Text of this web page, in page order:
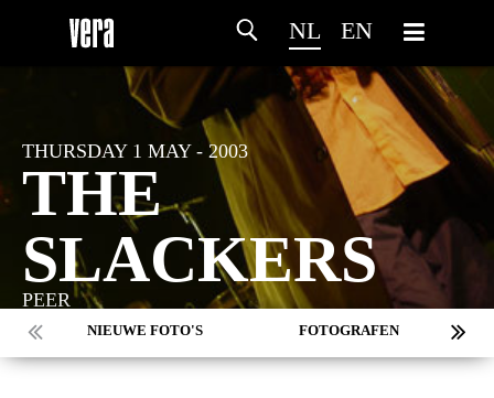
NL EN
THURSDAY 1 MAY - 2003
THE
SLACKERS
PEER
NIEUWE FOTO'S FOTOGRAFEN
MARC DE KROSSE